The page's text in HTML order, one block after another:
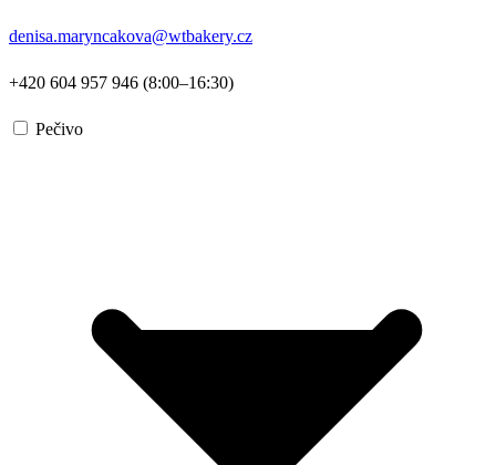
denisa.maryncakova@wtbakery.cz
+420 604 957 946 (8:00–16:30)
Pečivo